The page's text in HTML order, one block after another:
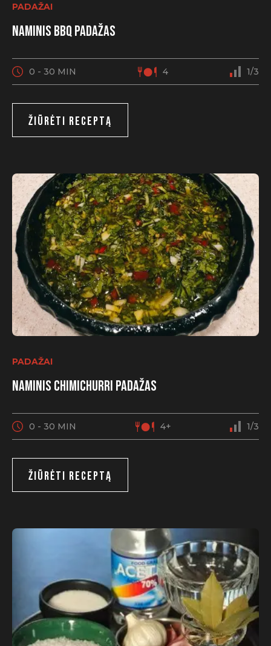
PADAŽAI
Naminis BBQ padažas
0 - 30 MIN 4 1/3
ŽIŪRĖTI RECEPTĄ
PADAŽAI
Naminis chimichurri padažas
0 - 30 MIN 4+ 1/3
ŽIŪRĖTI RECEPTĄ